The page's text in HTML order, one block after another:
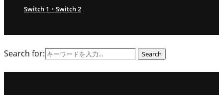
Switch 1・Switch 2
Search for: Search